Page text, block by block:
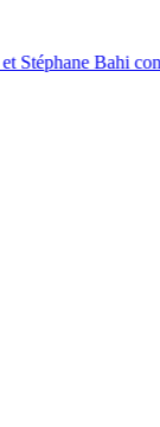
convoqués à la